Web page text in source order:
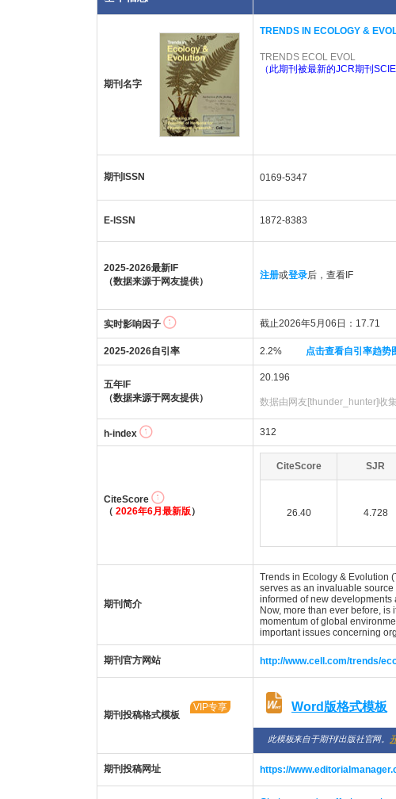
期刊名字
TRENDS IN ECOLOGY &
TRENDS ECOL EVOL
（此期刊被最新的JCR期刊SCIE
期刊ISSN 0169-5347
E-ISSN 1872-8383
2025-2026最新IF
（数据来源于网友提供）
注册或登录后，查看IF
实时影响因子 截止2026年5月06日：17.71
2025-2026自引率 2.2% 点击查看自引率趋势
五年IF
（数据来源于网友提供）
20.196
数据由网友[thunder_hunter]收
h-index 312
CiteScore
（ 2026年6月最新版）
CiteScore SJR
26.40 4.728
期刊简介
Trends in Ecology & Evolution
serves as an invaluable
informed of new
Now, more than ever before,
momentum of global
important issues concerning
期刊官方网站 http://www.cell.com/trends/
期刊投稿格式模板
VIP专享 Word版格式模板
此模板来自于期刊/出版社官网。
期刊投稿网址 https://